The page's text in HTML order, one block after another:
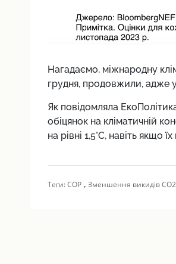
Нагадаємо, міжнародну
грудня, продовжили, адже
Як повідомляла
обіцянок на кліматичній
на рівні 1,5°C, навіть якщо
Теги:COP, Зменшення викидів СО2